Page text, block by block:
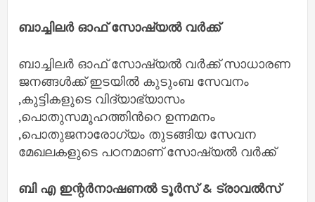
ബാച്ചിലർ ഓഫ് സോഷ്യൽ വർക്ക്
ബാച്ചിലർ ഓഫ് സോഷ്യൽ വർക്ക് സാധാരണ
ജനങ്ങൾക്ക് ഇടയിൽ കുടുംബ സേവനം
,കുട്ടികളുടെ വിദ്യാഭ്യാസം
,പൊതുസമൂഹത്തിൻറെ ഉന്നമനം
,പൊതുജനാരോഗ്യം തുടങ്ങിയ സേവന
മേഖലകളുടെ പഠനമാണ് സോഷ്യൽ വർക്ക്
ബി എ ഇന്റർനാഷണൽ ടൂർസ് & ട്രാവൽസ്